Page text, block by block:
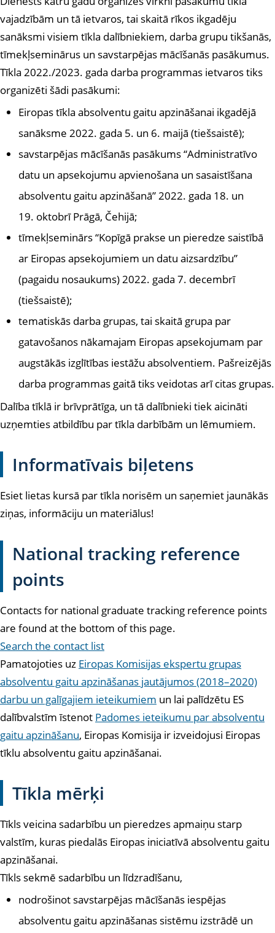
vajadzībām un tā ietvaros, tai skaitā rīkos ikgadēju
sanāksmi visiem tīkla dalībniekiem, darba grupu tikšanās,
tīmekļseminārus un savstarpējas mācīšanās pasākumus.
Tīkla 2022./2023. gada darba programmas ietvaros tiks
organizēti šādi pasākumi:
Eiropas tīkla absolventu gaitu apzināšanai ikgadējā
sanāksme 2022. gada 5. un 6. maijā (tiešsaistē);
savstarpējas mācīšanās pasākums “Administratīvo
datu un apsekojumu apvienošana un sasaistīšana
absolventu gaitu apzināšanā” 2022. gada 18. un
19. oktobrī Prāgā, Čehijā;
tīmekļseminārs “Kopīgā prakse un pieredze saistībā
ar Eiropas apsekojumiem un datu aizsardzību”
(pagaidu nosaukums) 2022. gada 7. decembrī
(tiešsaistē);
tematiskās darba grupas, tai skaitā grupa par
gatavošanos nākamajam Eiropas apsekojumam par
augstākās izglītības iestāžu absolventiem. Pašreizējās
darba programmas gaitā tiks veidotas arī citas grupas.
Dalība tīklā ir brīvprātīga, un tā dalībnieki tiek aicināti
uzņemties atbildību par tīkla darbībām un lēmumiem.
Informatīvais biļetens
Esiet lietas kursā par tīkla norisēm un saņemiet jaunākās
ziņas, informāciju un materiālus!
National tracking reference
points
Contacts for national graduate tracking reference points
are found at the bottom of this page.
Search the contact list
Pamatojoties uz Eiropas Komisijas ekspertu grupas
absolventu gaitu apzināšanas jautājumos (2018–2020)
darbu un galīgajiem ieteikumiem un lai palīdzētu ES
dalībvalstīm īstenot Padomes ieteikumu par absolventu
gaitu apzināšanu, Eiropas Komisija ir izveidojusi Eiropas
tīklu absolventu gaitu apzināšanai.
Tīkla mērķi
Tīkls veicina sadarbību un pieredzes apmaiņu starp
valstīm, kuras piedalās Eiropas iniciatīvā absolventu gaitu
apzināšanai.
Tīkls sekmē sadarbību un līdzradīšanu,
nodrošinot savstarpējas mācīšanās iespējas
absolventu gaitu apzināšanas sistēmu izstrādē un